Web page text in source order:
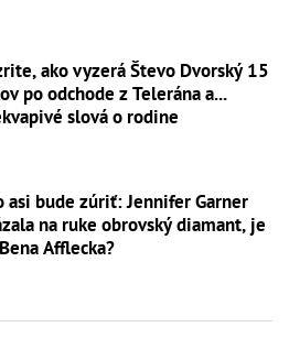
ako vyzerá Števo Dvorský 15
po odchode z Telerána a...
slová o rodine
asi bude zúriť: Jennifer Garner
na ruke obrovský diamant, je
Afflecka?